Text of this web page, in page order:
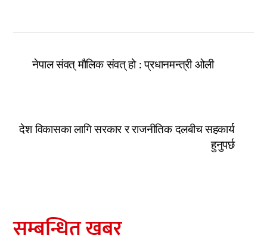
नेपाल संवत् मौलिक संवत् हो : प्रधानमन्त्री ओली
देश विकासका लागि सरकार र राजनीतिक दलबीच सहकार्य
हुनुपर्छ
सम्बन्धित खबर